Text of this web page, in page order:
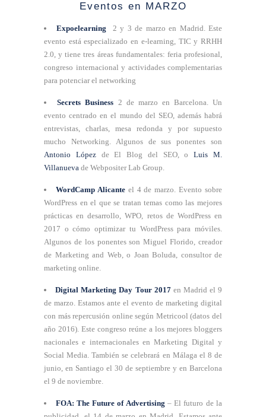
Eventos en MARZO
Expoelearning
2 y 3 de marzo en Madrid. Este
evento está especializado en e-learning, TIC y RRHH
2.0, y tiene tres áreas fundamentales: feria profesional,
congreso internacional y actividades complementarias
para potenciar el networking
Secrets Business 2 de marzo en Barcelona. Un
evento centrado en el mundo del SEO, además habrá
entrevistas, charlas, mesa redonda y por supuesto
mucho Networking. Algunos de sus ponentes son
Antonio Lópezde El Blog del SEO, oLuis M.
Villanueva de Webpositer Lab Group.
WordCamp Alicanteel 4 de marzo. Evento sobre
WordPress en el que se tratan temas como las mejores
prácticas en desarrollo, WPO, retos de WordPress en
2017 o cómo optimizar tu WordPress para móviles.
Algunos de los ponentes son Miguel Florido, creador
de Marketing and Web, o Joan Boluda, consultor de
marketing online.
Digital Marketing Day Tour 2017en Madrid el 9
de marzo. Estamos ante el evento de marketing digital
con más repercusión online según Metricool (datos del
año 2016). Este congreso reúne a los mejores bloggers
nacionales e internacionales en Marketing Digital y
Social Media. También se celebrará en Málaga el 8 de
junio, en Santiago el 30 de septiembre y en Barcelona
el 9 de noviembre.
FOA: The Future of Advertising – El futuro de la